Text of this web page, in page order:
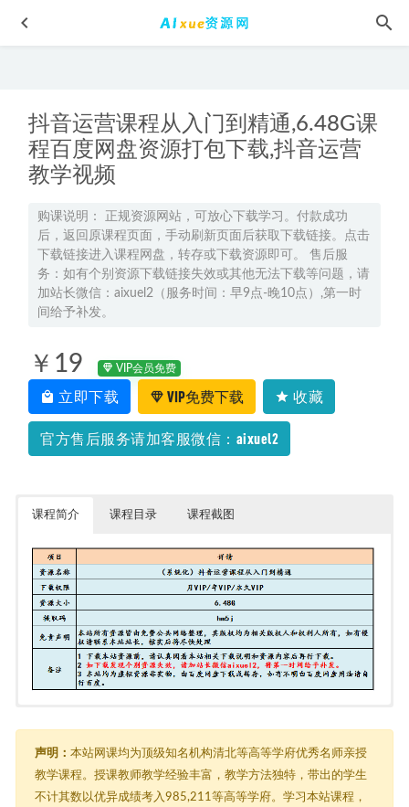
抖音运营课程从入门到精通,6.48G课
程百度网盘资源打包下载,抖音运营
教学视频
购课说明： 正规资源网站，可放心下载学习。付款成功
后，返回原课程页面，手动刷新页面后获取下载链接。点击
下载链接进入课程网盘，转存或下载资源即可。 售后服
务：如有个别资源下载链接失效或其他无法下载等问题，请
加站长微信：aixuel2（服务时间：早9点-晚10点）,第一时
间给予补发。
￥19 VIP会员免费
立即下载 VIP免费下载 收藏
官方售后服务请加客服微信：aixuel2
课程简介 课程目录 课程截图
├─ 第01课：带你快速破解抖音的商机密码.mp4
├─ 第02课：抖音核心的前后端思维.mp4
├─ 第04课：内容策划的方法论.mp4
├─ 第05课：抖音五大变现模式揭秘.mp4
声明： 本站网课均为顶级知名机构清北等高等学府优秀名师亲授
教学课程。授课教师教学经验丰富，教学方法独特，带出的学生
不计其数以优异成绩考入985,211等高等学府。学习本站课程，
2025高考高三政治三轮点睛押题班 2025-05-06
希望学2024余沛州初三物理培训S班秋下+春上 2024-04-24
北大精锐优选学习法高中教程语文/数学/英语/物理/化学高
考课程 2022-10-16
高考复习2023林婉晴高三物理a+全年班-视频教程+课堂笔记
2025鲜朝阳高二物理上学期暑假班+秋季班